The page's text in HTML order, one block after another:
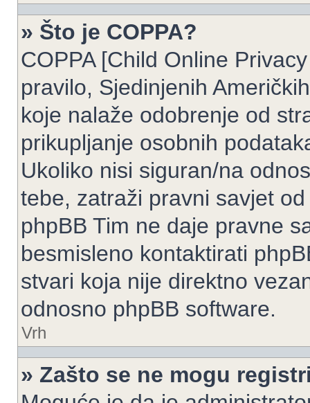
» Što je COPPA?
COPPA [Child Online
pravilo, Sjedinjenih
koje nalaže odobrenje od
prikupljanje osobnih
Ukoliko nisi siguran/na
tebe, zatraži pravni savjet
phpBB Tim ne daje pravne
besmisleno kontaktirati
stvari koja nije direktno
odnosno phpBB software.
Vrh
» Zašto se ne mogu